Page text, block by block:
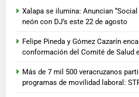
Xalapa se ilumina: Anuncian “Social
neón con DJ’s este 22 de agosto
Felipe Pineda y Gómez Cazarín
conformación del Comité de Salud
Más de 7 mil 500 veracruzanos
programas de movilidad laboral: